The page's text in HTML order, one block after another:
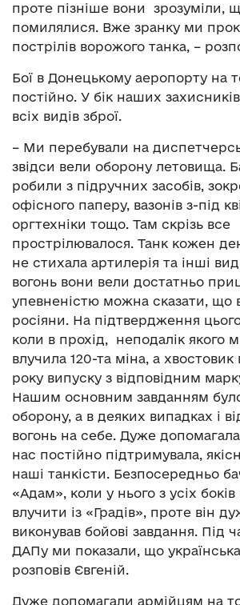
проте пізніше вони зрозуміли,
помилялися. Вже зранку ми
пострілів ворожого танка, –
Бої в Донецькому аеропорту на
постійно. У бік наших
всіх видів зброї.
– Ми перебували на
звідси вели оборону летовища.
робили з підручних засобів,
офісного паперу, вазонів з-під
оргтехніки тощо. Там скрізь все
прострілювалося. Танк кожен
не стихала артилерія та інші
вогонь вони вели достатньо
упевненістю можна сказати, що
росіяни. На підтвердження
коли в прохід, неподалік якого
влучила 120-та міна, а хвостовик
року випуску з відповідним
Нашим основним завданням
оборону, а в деяких випадках і
вогонь на себе. Дуже
нас постійно підтримувала,
наші танкісти. Безпосередньо
«Адам», коли у нього з усіх
влучити із «Градів», проте він
виконував бойові завдання. Під
ДАПу ми показали, що українська
розповів Євгеній.
Дуже допомагали армійцям на